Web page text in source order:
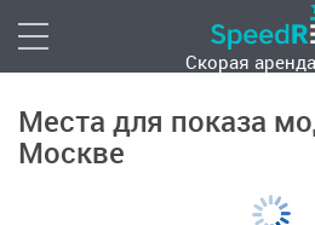
Скорая аренда
Места для показа
Москве